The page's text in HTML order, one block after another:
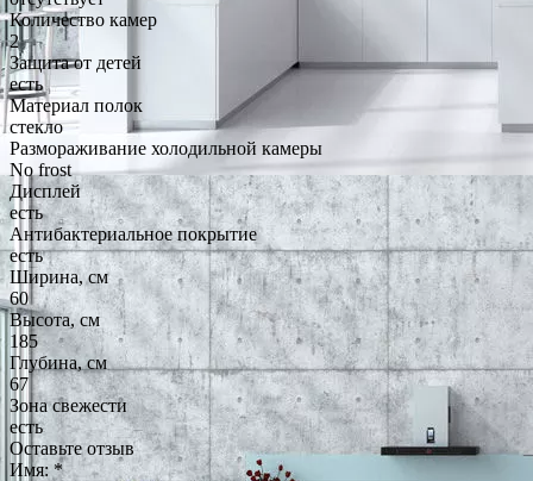
Количество камер
2
Защита от детей
есть
Материал полок
стекло
Размораживание холодильной камеры
No frost
Дисплей
есть
Антибактериальное покрытие
есть
Ширина, см
60
Высота, см
185
Глубина, см
67
Зона свежести
есть
Оставьте отзыв
Имя: *